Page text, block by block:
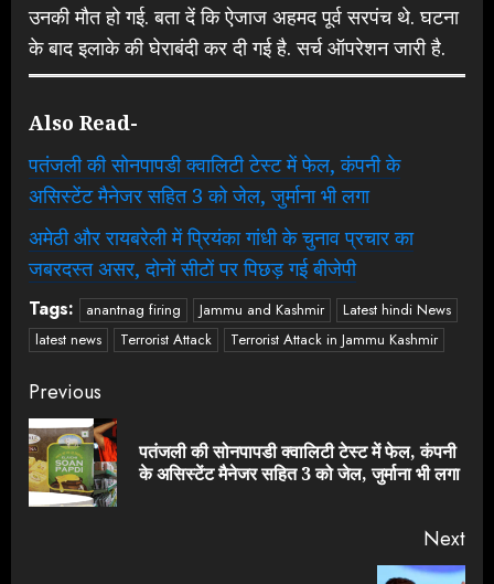
उनकी मौत हो गई. बता दें कि ऐजाज अहमद पूर्व सरपंच थे. घटना
के बाद इलाके की घेराबंदी कर दी गई है. सर्च ऑपरेशन जारी है.
Also Read-
पतंजली की सोनपापडी क्वालिटी टेस्ट में फेल, कंपनी के
असिस्टेंट मैनेजर सहित 3 को जेल, जुर्माना भी लगा
अमेठी और रायबरेली में प्रियंका गांधी के चुनाव प्रचार का
जबरदस्त असर, दोनों सीटों पर पिछड़ गई बीजेपी
Tags: anantnag firing Jammu and Kashmir
Latest hindi News
latest news
Terrorist Attack Terrorist Attack in Jammu Kashmir
Continue
Reading
Previous
पतंजली की सोनपापडी क्वालिटी टेस्ट में फेल, कंपनी
के असिस्टेंट मैनेजर सहित 3 को जेल, जुर्माना भी लगा
Next